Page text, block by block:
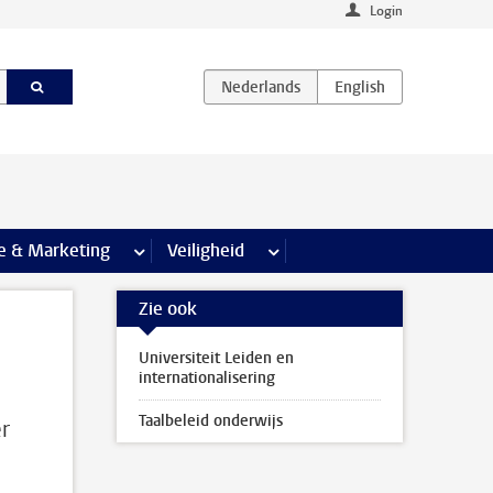
Login
& Marketing meer Communicatie & Marketing pagina’s
Veiligheid meer Veiligheid pagina’s
Zie ook
Universiteit Leiden en
internationalisering
Taalbeleid onderwijs